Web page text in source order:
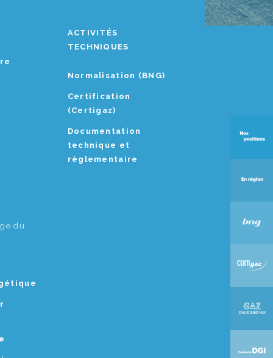
du
ACTIVITÉS
TECHNIQUES
Normalisation (BNG)
Certification
(Certigaz)
Documentation
technique et
règlementaire